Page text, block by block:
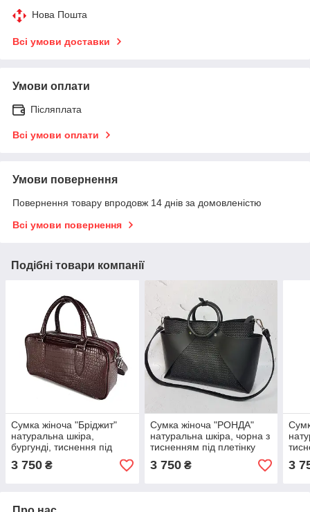
Нова Пошта
Всі умови доставки
Умови оплати
Післяплата
Всі умови оплати
Умови повернення
Повернення товару впродовж 14 днів за домовленістю
Всі умови повернення
Подібні товари компанії
Сумка жіноча "Бріджит"
натуральна шкіра,
бургунді, тиснення під
крокодил
3 750 ₴
Сумка жіноча "РОНДА"
натуральна шкіра, чорна з
тисненням під плетінку
3 750₴ 3